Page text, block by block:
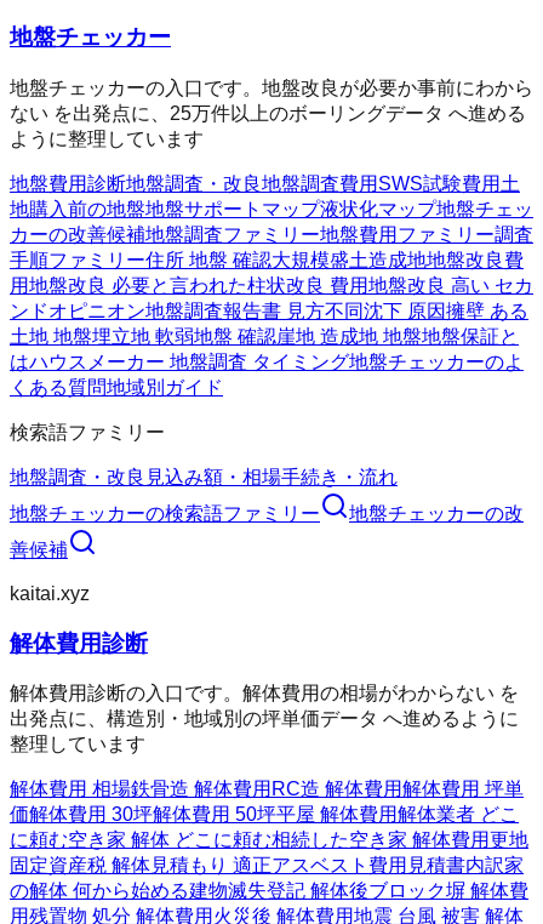
地盤チェッカー
地盤チェッカーの入口です。地盤改良が必要か事前にわから
ない を出発点に、25万件以上のボーリングデータ へ進める
ように整理しています
地盤費用診断地盤調査・改良地盤調査費用 SWS試験費用 土
地購入前の地盤地盤サポートマップ液状化マップ地盤チェッ
カーの改善候補地盤調査ファミリー地盤費用ファミリー調査
手順ファミリー住所 地盤 確認大規模盛土造成地地盤改良費
用地盤改良 必要と言われた柱状改良 費用地盤改良 高い セカ
ンドオピニオン地盤調査報告書 見方不同沈下 原因擁壁 ある
土地 地盤埋立地 軟弱地盤 確認崖地 造成地 地盤地盤保証と
はハウスメーカー 地盤調査 タイミング地盤チェッカーのよ
くある質問地域別ガイド
検索語ファミリー
地盤調査・改良 見込み額・相場手続き・流れ
地盤チェッカーの検索語ファミリー 地盤チェッカーの改
善候補
kaitai.xyz
解体費用診断
解体費用診断の入口です。解体費用の相場がわからない を
出発点に、構造別・地域別の坪単価データ へ進めるように
整理しています
解体費用 相場鉄骨造 解体費用 RC造 解体費用解体費用 坪単
価解体費用 30坪解体費用 50坪平屋 解体費用解体業者 どこ
に頼む空き家 解体 どこに頼む相続した空き家 解体費用更地
固定資産税 解体見積もり 適正アスベスト費用 見積書内訳家
の解体 何から始める建物滅失登記 解体後ブロック塀 解体費
用残置物 処分 解体費用 火災後 解体費用地震 台風 被害 解体